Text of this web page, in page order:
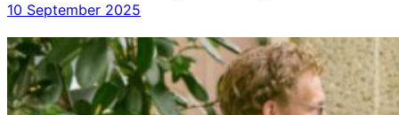
10 September 2025